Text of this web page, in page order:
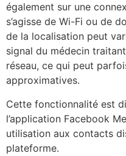
également sur une
s’agisse de Wi-Fi ou de
de la localisation peut
signal du médecin
réseau, ce qui peut
approximatives.
Cette fonctionnalité est
l’application Facebook
utilisation aux contacts
plateforme.